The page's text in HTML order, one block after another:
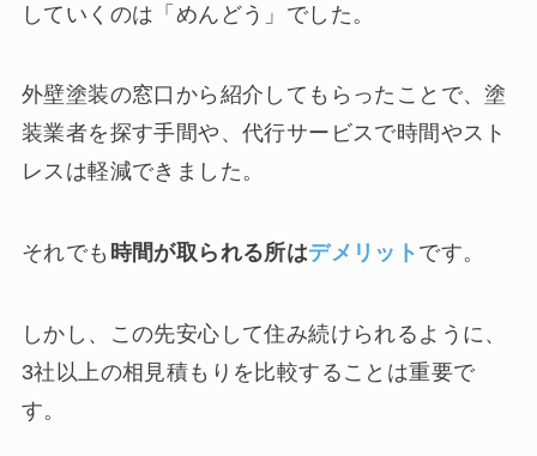
していくのは「めんどう」でした。
外壁塗装の窓口から紹介してもらったことで、塗
装業者を探す手間や、代行サービスで時間やスト
レスは軽減できました。
それでも 時間が取られる所はデメリット です。
しかし、この先安心して住み続けられるように、
3社以上の相見積もりを比較することは重要で
す。